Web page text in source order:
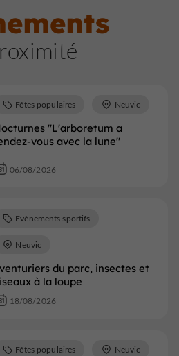
"L'arboretum a
vous avec la lune"
Fêtes populaires Neuvic
06/08/2026
du parc, insectes et
à la loupe
Evènements sportifs
Neuvic
18/08/2026
Fêtes populaires Neuvic